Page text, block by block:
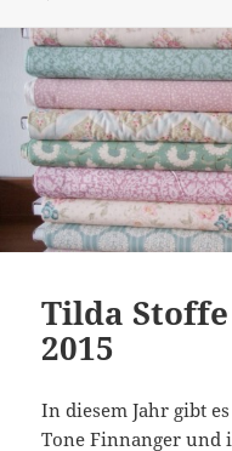
Tilda
2015
In diesem Jahr gibt
Tone Finnanger und